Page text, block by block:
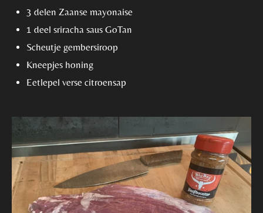
3 delen Zaanse mayonaise
1 deel sriracha saus GoTan
Scheutje gembersiroop
Kneepjes honing
Eetlepel verse citroensap